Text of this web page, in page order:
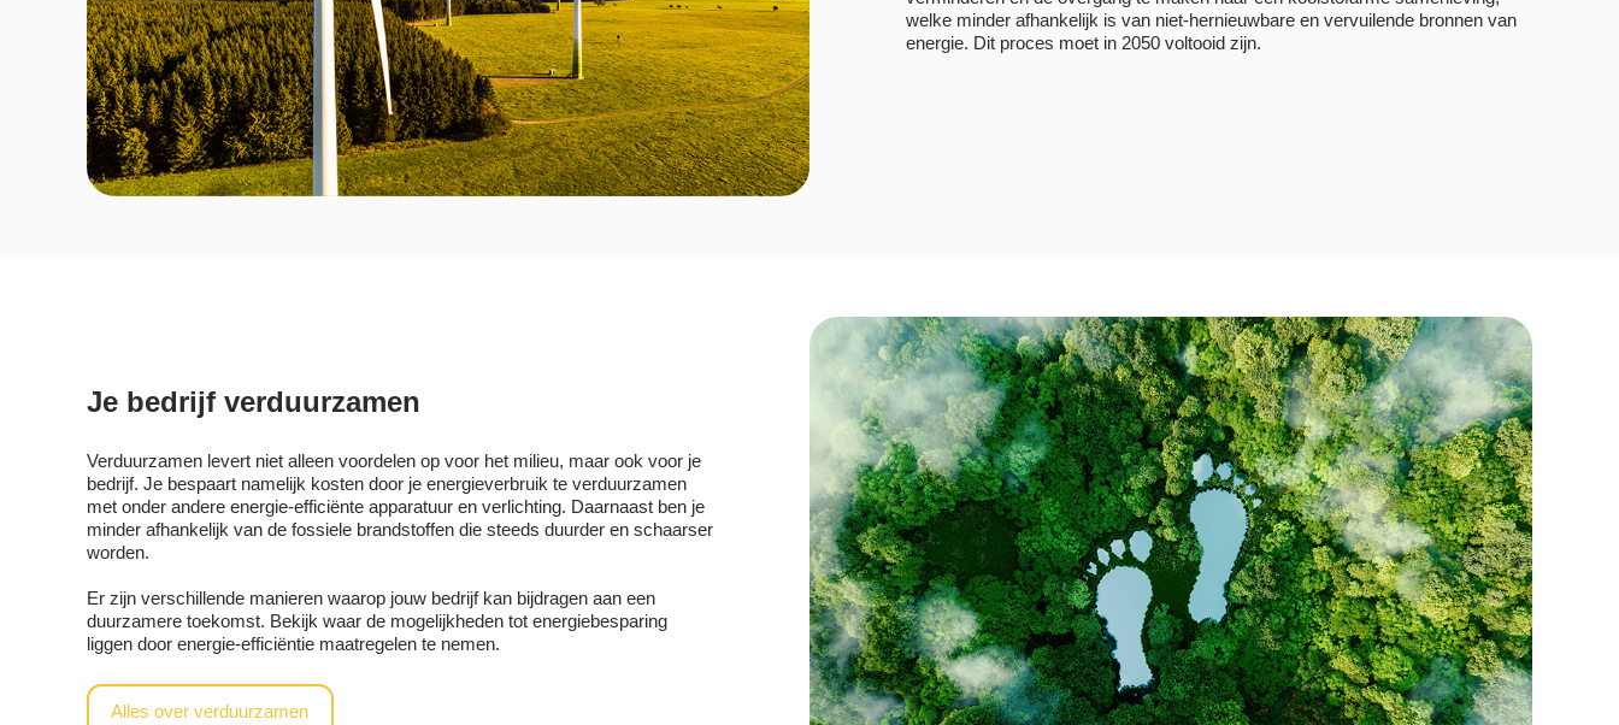
welke minder afhankelijk is van niet-hernieuwbare en vervuilende bronnen van
energie. Dit proces moet in 2050 voltooid zijn.
Je bedrijf verduurzamen
Verduurzamen levert niet alleen voordelen op voor het milieu, maar ook voor je
bedrijf. Je bespaart namelijk kosten door je energieverbruik te verduurzamen
met onder andere energie-efficiënte apparatuur en verlichting. Daarnaast ben je
minder afhankelijk van de fossiele brandstoffen die steeds duurder en schaarser
worden.
Er zijn verschillende manieren waarop jouw bedrijf kan bijdragen aan een
duurzamere toekomst. Bekijk waar de mogelijkheden tot energiebesparing
liggen door energie-efficiëntie maatregelen te nemen.
Alles over verduurzamen